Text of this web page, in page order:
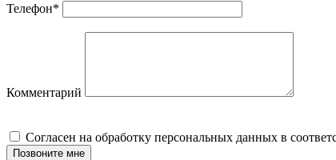
Телефон*
Комментарий
Cогласен на обработку персональных данных в
Позвоните мне